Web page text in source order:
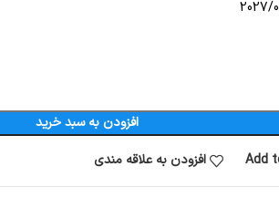
افزودن به سبد خرید
Add
افزودن به علاقه مندی